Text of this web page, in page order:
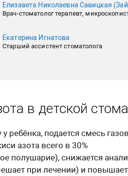
Елизавета Николаевна Савицкая
Врач-стоматолог терапевт,
Екатерина Игнатова
Старший ассистент стоматолога
в детской
ребёнка, подается смесь
азота всего в 30%
полушарие), снижается
при лечении) и